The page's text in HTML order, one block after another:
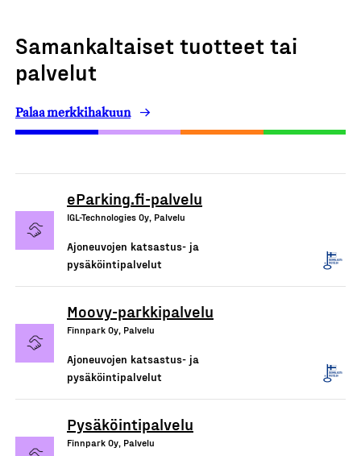
Samankaltaiset tuotteet tai
palvelut
Palaa merkkihakuun
eParking.fi-palvelu
IGL-Technologies Oy, Palvelu
Ajoneuvojen katsastus- ja
pysäköintipalvelut
Moovy-parkkipalvelu
Finnpark Oy, Palvelu
Ajoneuvojen katsastus- ja
pysäköintipalvelut
Pysäköintipalvelu
Finnpark Oy, Palvelu